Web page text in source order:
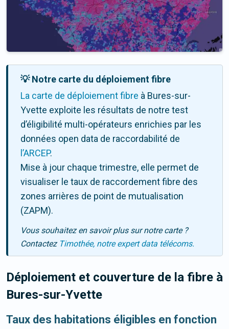
💡 Notre carte du déploiement fibre
La carte de déploiement fibre à Bures-sur-
Yvette exploite les résultats de notre test
d’éligibilité multi-opérateurs enrichies par les
données open data de raccordabilité de
l’ARCEP.
Mise à jour chaque trimestre, elle permet de
visualiser le taux de raccordement fibre des
zones arrières de point de mutualisation
(ZAPM).
Vous souhaitez en savoir plus sur notre carte ?
Contactez Timothée, notre expert data télécoms.
Déploiement et couverture de la fibre à
Bures-sur-Yvette
Taux des habitations éligibles en fonction